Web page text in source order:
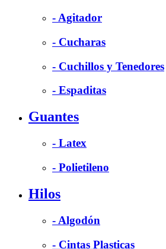
- Agitador
- Cucharas
- Cuchillos y Tenedores
- Espaditas
Guantes
- Latex
- Polietileno
Hilos
- Algodón
- Cintas Plasticas